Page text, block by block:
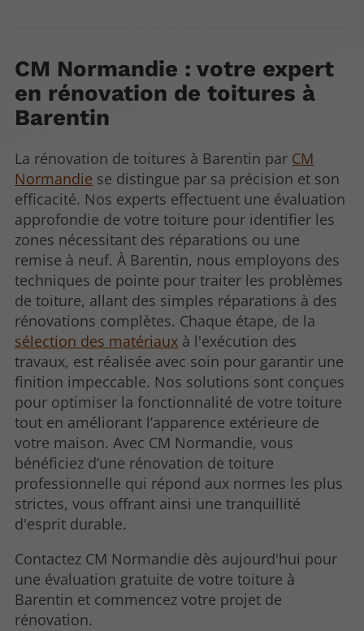
CM Normandie : votre expert
en rénovation de toitures à
Barentin
La rénovation de toitures à Barentin par CM
Normandie se distingue par sa précision et son
efficacité. Nos experts effectuent une évaluation
approfondie de votre toiture pour identifier les
zones nécessitant des réparations ou une
remise à neuf. À Barentin, nous employons des
techniques de pointe pour traiter les problèmes
de toiture, allant des simples réparations à des
rénovations complètes. Chaque étape, de la
sélection des matériaux à l'exécution des
travaux, est réalisée avec soin pour garantir une
finition impeccable. Nos solutions sont conçues
pour optimiser la fonctionnalité de votre toiture
tout en améliorant l’apparence extérieure de
votre maison. Avec CM Normandie, vous
bénéficiez d’une rénovation de toiture
professionnelle qui répond aux normes les plus
strictes, vous offrant ainsi une tranquillité
d'esprit durable.
Contactez CM Normandie dès aujourd'hui pour
une évaluation gratuite de votre toiture à
Barentin et commencez votre projet de
rénovation.